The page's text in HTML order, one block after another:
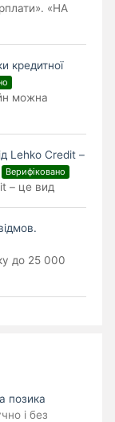
«НА
кредитної
можна
Lehko Сredit –
Верифіковано
– це вид
до 25 000
позика
і без